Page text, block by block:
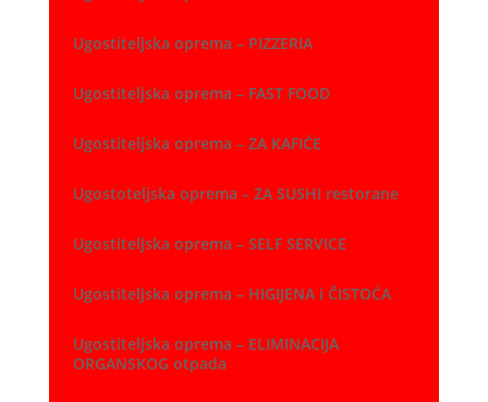
Ugostiteljska oprema – PIZZERIA
Ugostiteljska oprema – FAST FOOD
Ugostiteljska oprema – ZA KAFIĆE
Ugostoteljska oprema – ZA SUSHI restorane
Ugostiteljska oprema – SELF SERVICE
Ugostiteljska oprema – HIGIJENA i ČISTOĆA
Ugostiteljska oprema – ELIMINACIJA
ORGANSKOG otpada